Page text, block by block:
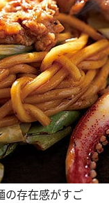
の存在感がすご